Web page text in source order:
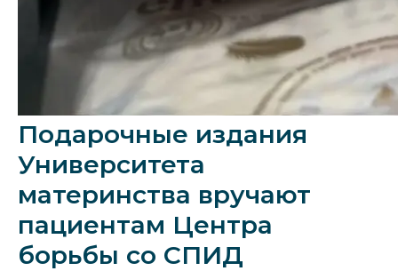
Подарочные издания
Университета
материнства вручают
пациентам Центра
борьбы со СПИД